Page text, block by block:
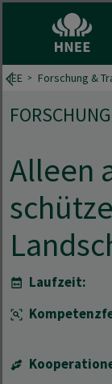
Forschung &
Alleen
Laufzeit: